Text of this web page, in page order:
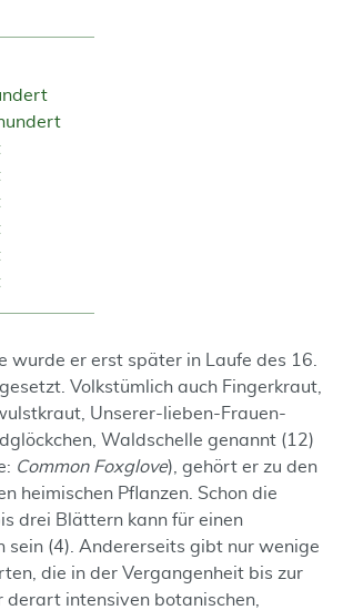
wurde er erst später in Laufe des 16.
Volkstümlich auch Fingerkraut,
Unserer-lieben-Frauen-
Waldschelle genannt (12)
Common Foxglove), gehört er zu den
heimischen Pflanzen. Schon die
drei Blättern kann für einen
sein (4). Andererseits gibt nur wenige
die in der Vergangenheit bis zur
derart intensiven botanischen,